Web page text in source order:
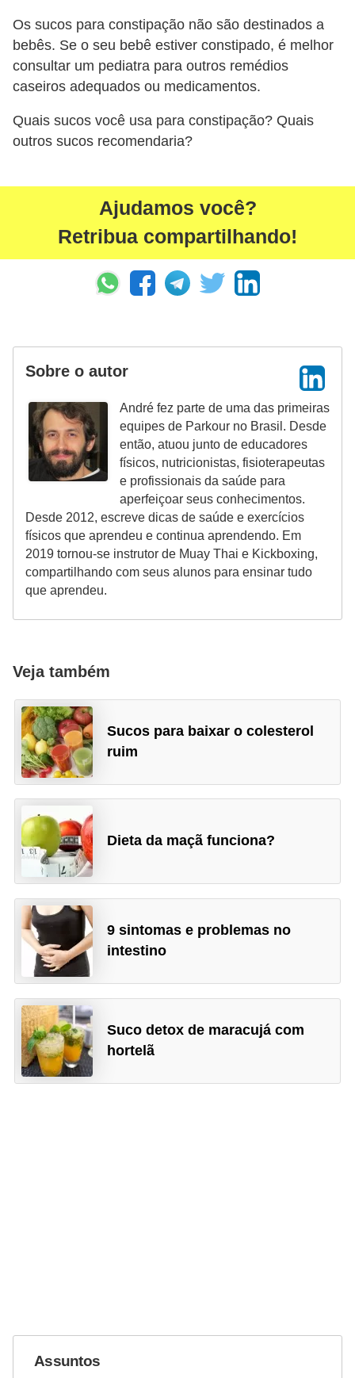
Os sucos para constipação não são destinados a
bebês. Se o seu bebê estiver constipado, é melhor
consultar um pediatra para outros remédios
caseiros adequados ou medicamentos.
Quais sucos você usa para constipação? Quais
outros sucos recomendaria?
Ajudamos você?
Retribua compartilhando!
Sobre o autor
André fez parte de uma das primeiras
equipes de Parkour no Brasil. Desde
então, atuou junto de educadores
físicos, nutricionistas, fisioterapeutas
e profissionais da saúde para
aperfeiçoar seus conhecimentos.
Desde 2012, escreve dicas de saúde e exercícios
físicos que aprendeu e continua aprendendo. Em
2019 tornou-se instrutor de Muay Thai e Kickboxing,
compartilhando com seus alunos para ensinar tudo
que aprendeu.
Veja também
Sucos para baixar o colesterol
ruim
Dieta da maçã funciona?
9 sintomas e problemas no
intestino
Suco detox de maracujá com
hortelã
Assuntos